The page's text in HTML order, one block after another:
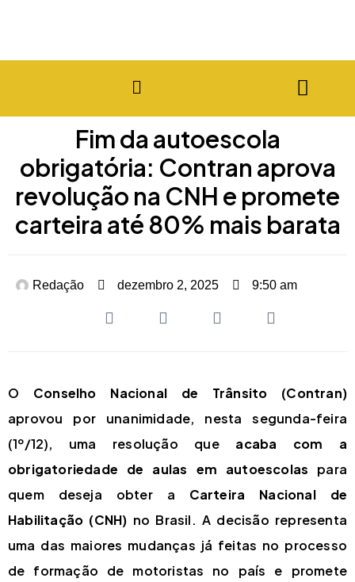
Fim da autoescola
obrigatória: Contran aprova
revolução na CNH e promete
carteira até 80% mais barata
Redação dezembro 2, 2025 9:50 am
O Conselho Nacional de Trânsito (Contran)
aprovou por unanimidade, nesta segunda-feira
(1º/12), uma resolução que acaba com a
obrigatoriedade de aulas em autoescolas para
quem deseja obter a Carteira Nacional de
Habilitação (CNH) no Brasil. A decisão representa
uma das maiores mudanças já feitas no processo
de formação de motoristas no país e promete